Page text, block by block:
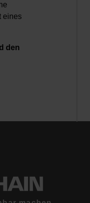
eines
den